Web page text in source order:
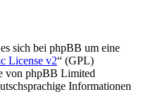
sich bei phpBB um eine
License v2“ (GPL)
von phpBB Limited
Informationen